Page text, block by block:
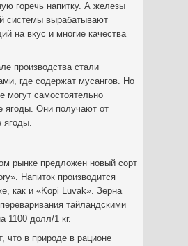
горечь напитку. А железы
системы вырабатывают
на вкус и многие качества
производства стали
где содержат мусангов. Но
могут самостоятельно
ягоды. Они получают от
ягоды.
рынке предложен новый сорт
Напиток производится
как и «Kopi Luvak». Зерна
тайландскими
1100 долл/1 кг.
что в природе в рационе